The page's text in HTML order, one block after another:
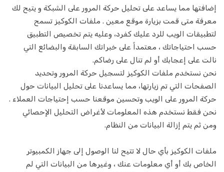
مكافحة الحشرات
العلاج الطبيعي
تهذيب الكلاب
الثلوج المحاريث
DJ
قفل سميث
مرشد سياحي
إضافتها مما يساعد على تحليل حركة المرور على الشبكة و يتيح لك
معرفة متى قمت بزيارة موقع معين . ملفات الكوكيز تسمح
لتطبيقات الويب للرد عليك كفرد، وعليه يتم تخصيص التطبيق
حسب احتياجاتك ، معتمداً على خبراتك السابقة والبضائع التي
نالت على إعجابك أو لم تنال على رضاكم.
نحن نستخدم ملفات الكوكيز لتسجيل حركة المرور وتحديد
الصفحات التي تم زيارتها، مما يساعدنا على تحليل البيانات حول
حركة المرور على الويب وتحسين موقعنا حسب إحتياجات العملاء .
نحن فقط نستخدم هذه المعلومات لأغراض التحليل الإحصائي
ومن ثم يتم إزالة البيانات من النظام.
ملفات الكوكيز بأي حال لا تتيح لنا الوصول إلى جهاز الكمبيوتر
الخاص بك أو أي معلومات عنك ، وغيرها من البيانات التي لم